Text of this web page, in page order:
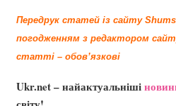
Передрук статей із сайту
погодженням з редактором
статті – обов’язкові
Ukr.net – найактуальніші